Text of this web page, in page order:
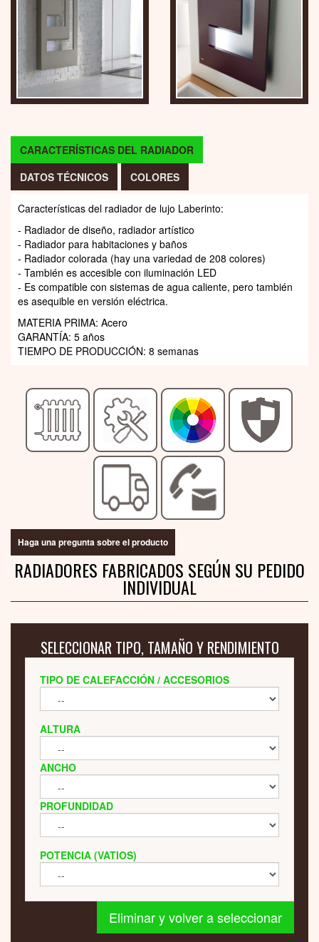
CARACTERÍSTICAS DEL RADIADOR
DATOS TÉCNICOS
COLORES
Características del radiador de lujo Laberinto:
- Radiador de diseño, radiador artístico
- Radiador para habitaciones y baños
- Radiador colorada (hay una variedad de 208 colores)
- También es accesible con iluminación LED
- Es compatible con sistemas de agua caliente, pero también
es asequible en versión eléctrica.
MATERIA PRIMA: Acero
GARANTÍA: 5 años
TIEMPO DE PRODUCCIÓN: 8 semanas
Haga una pregunta sobre el producto
RADIADORES FABRICADOS SEGÚN SU PEDIDO
INDIVIDUAL
SELECCIONAR TIPO, TAMAÑO Y RENDIMIENTO
TIPO DE CALEFACCIÓN / ACCESORIOS
ALTURA
ANCHO
PROFUNDIDAD
POTENCIA (VATIOS)
Eliminar y volver a seleccionar